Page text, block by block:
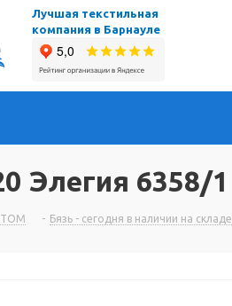
Лучшая текстильная
компания в Барнауле
Элегия 6358/1
- Бязь - сегодня в наличии на складе